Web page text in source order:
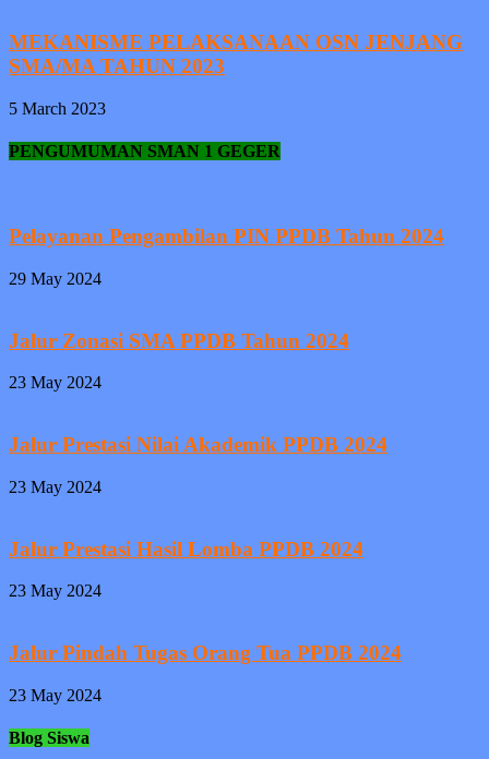
MEKANISME PELAKSANAAN OSN JENJANG
SMA/MA TAHUN 2023
5 March 2023
PENGUMUMAN SMAN 1 GEGER
Pelayanan Pengambilan PIN PPDB Tahun 2024
29 May 2024
Jalur Zonasi SMA PPDB Tahun 2024
23 May 2024
Jalur Prestasi Nilai Akademik PPDB 2024
23 May 2024
Jalur Prestasi Hasil Lomba PPDB 2024
23 May 2024
Jalur Pindah Tugas Orang Tua PPDB 2024
23 May 2024
Blog Siswa